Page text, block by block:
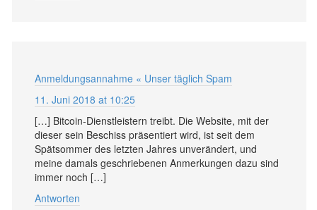
Anmeldungsannahme « Unser täglich Spam
11. Juni 2018 at 10:25
[…] Bitcoin-Dienstleistern treibt. Die Website, mit der
dieser sein Beschiss präsentiert wird, ist seit dem
Spätsommer des letzten Jahres unverändert, und
meine damals geschriebenen Anmerkungen dazu sind
immer noch […]
Antworten